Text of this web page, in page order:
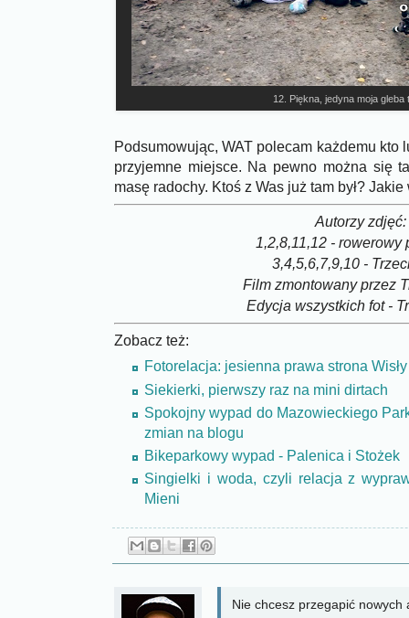
12. Piękna, jedyna moja gleba
Podsumowując, WAT polecam każdemu kto
przyjemne miejsce. Na pewno można się
masę radochy. Ktoś z Was już tam był?
Autorzy zdjęć:
1,2,8,11,12 - rowerowy
3,4,5,6,7,9,10 -
Film zmontowany przez
Edycja wszystkich fot -
Zobacz też:
Fotorelacja: jesienna prawa strona Wisły
Siekierki, pierwszy raz na mini dirtach
Spokojny wypad do Mazowieckiego
zmian na blogu
Bikeparkowy wypad - Palenica i Stożek
Singielki i woda, czyli relacja z
Mieni
Nie chcesz przegapić nowych